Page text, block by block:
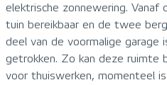
elektrische zonnewering. Vanaf
tuin bereikbaar en de twee
deel van de voormalige garage
getrokken. Zo kan deze ruimte
voor thuiswerken, momenteel